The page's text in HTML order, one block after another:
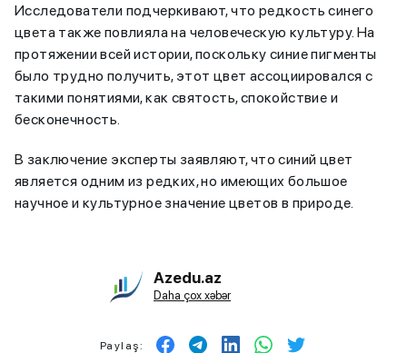
Исследователи подчеркивают, что редкость синего
цвета также повлияла на человеческую культуру. На
протяжении всей истории, поскольку синие пигменты
было трудно получить, этот цвет ассоциировался с
такими понятиями, как святость, спокойствие и
бесконечность.
В заключение эксперты заявляют, что синий цвет
является одним из редких, но имеющих большое
научное и культурное значение цветов в природе.
Azedu.az
Daha çox xəbər
Paylaş: